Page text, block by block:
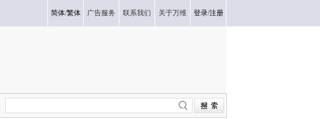
简体/繁体 广告服务 联系我们 关于万维 登录/注册